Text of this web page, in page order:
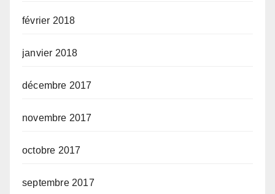
février 2018
janvier 2018
décembre 2017
novembre 2017
octobre 2017
septembre 2017